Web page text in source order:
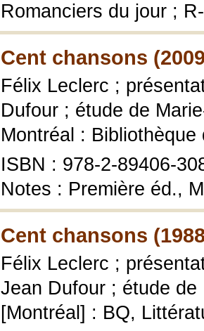
Romanciers du jour ;
Cent chansons
Félix Leclerc ;
Dufour ; étude de
Montréal :
ISBN : 978-2-89406-
Notes : Première éd.,
Cent chansons
Félix Leclerc ;
Jean Dufour ; étude
[Montréal] : BQ,